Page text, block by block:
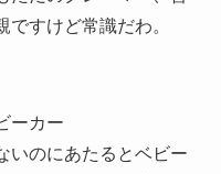
すけど常識だわ。
ーカー
いのにあたるとベビー